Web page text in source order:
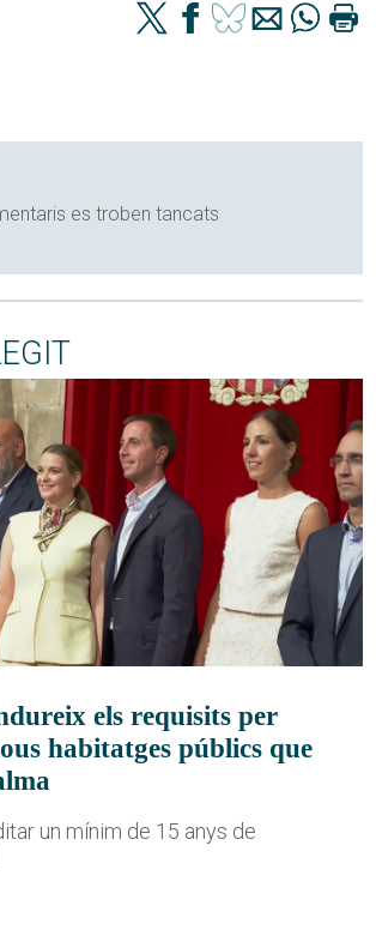
es troben tancats
els requisits per
habitatges públics que
un mínim de 15 anys de